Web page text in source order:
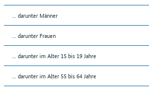
... darunter Männer
... darunter Frauen
... darunter im Alter 15 bis 19 Jahre
... darunter im Alter 55 bis 64 Jahre